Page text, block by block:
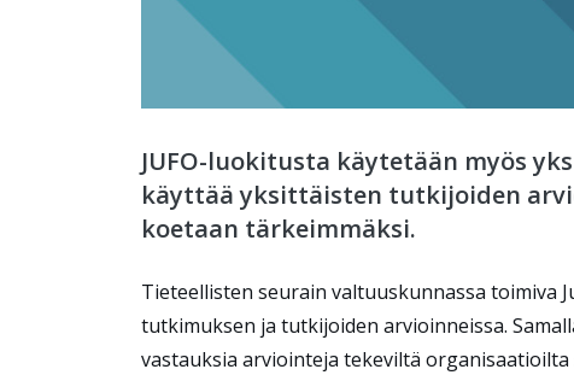
JUFO-luokitusta käytetään myös
käyttää yksittäisten tutkijoiden
koetaan tärkeimmäksi.
Tieteellisten seurain valtuuskunnassa toimiva
tutkimuksen ja tutkijoiden arvioinneissa.
vastauksia arviointeja tekeviltä